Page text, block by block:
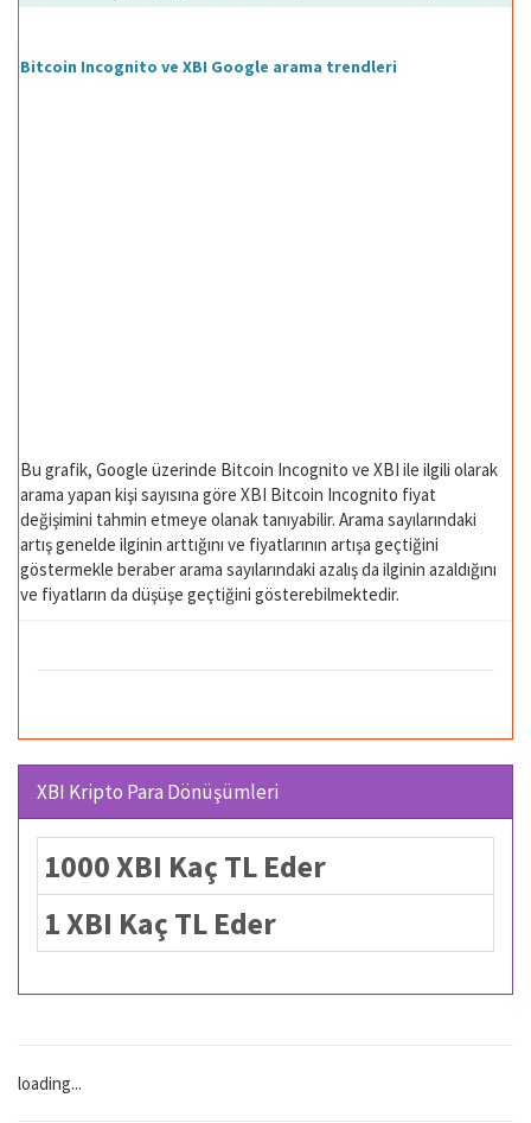
Bitcoin Incognito ve XBI Google arama trendleri
Bu grafik, Google üzerinde Bitcoin Incognito ve XBI ile ilgili olarak
arama yapan kişi sayısına göre XBI Bitcoin Incognito fiyat
değişimini tahmin etmeye olanak tanıyabilir. Arama sayılarındaki
artış genelde ilginin arttığını ve fiyatlarının artışa geçtiğini
göstermekle beraber arama sayılarındaki azalış da ilginin azaldığını
ve fiyatların da düşüşe geçtiğini gösterebilmektedir.
XBI Kripto Para Dönüşümleri
1000 XBI Kaç TL Eder
1 XBI Kaç TL Eder
loading...